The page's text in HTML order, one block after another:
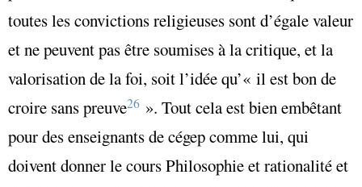
toutes les convictions religieuses sont d’égale valeur
et ne peuvent pas être soumises à la critique, et la
valorisation de la foi, soit l’idée qu’« il est bon de
croire sans preuve26 ». Tout cela est bien embêtant
pour des enseignants de cégep comme lui, qui
doivent donner le cours Philosophie et rationalité et